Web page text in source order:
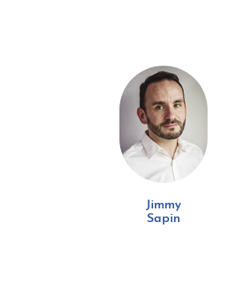
Jimmy
Sapin